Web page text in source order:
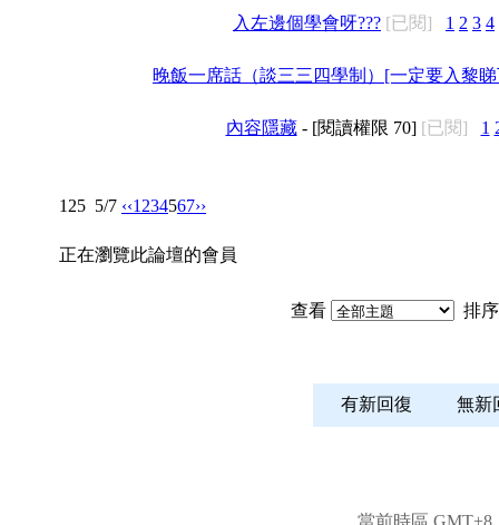
入左邊個學會呀??? [已閱] 1 2 3 4
晚飯一席話（談三三四學制）[一定要入黎
內容隱藏- [閱讀權限 70] [已閱] 1
125 5/7 ‹‹1 234567››
正在瀏覽此論壇的會員
查看 排
有新回復 無
當前時區 GMT+8,